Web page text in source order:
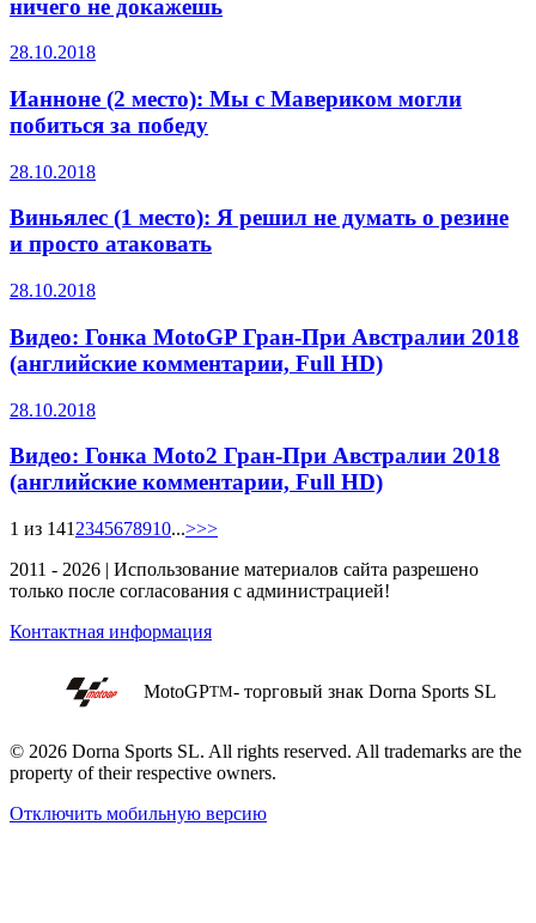
ничего не докажешь
28.10.2018
Ианноне (2 место): Мы с Мавериком могли
побиться за победу
28.10.2018
Виньялес (1 место): Я решил не думать о резине
и просто атаковать
28.10.2018
Видео: Гонка MotoGP Гран-При Австралии 2018
(английские комментарии, Full HD)
28.10.2018
Видео: Гонка Moto2 Гран-При Австралии 2018
(английские комментарии, Full HD)
1 из 141 2345678910...>>>
2011 - 2026 | Использование материалов сайта разрешено
только после согласования с администрацией!
Контактная информация
MotoGPTM- торговый знак Dorna Sports SL
© 2026 Dorna Sports SL. All rights reserved. All trademarks are the
property of their respective owners.
Отключить мобильную версию